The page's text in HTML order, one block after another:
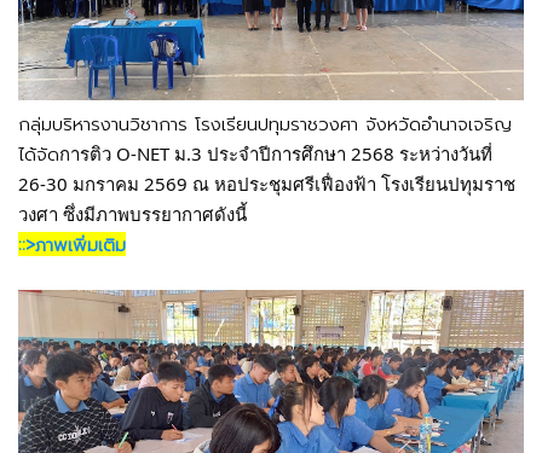
กลุ่มบริหารงานวิชาการ โรงเรียนปทุมราชวงศา จังหวัดอำนาจเจริญ
ได้จัดการติว O-NET ม.3 ประจำปีการศึกษา 2568 ระหว่างวันที่
26-30 มกราคม 2569 ณ หอประชุมศรีเฟื่องฟ้า โรงเรียนปทุมราช
วงศา ซึ่งมีภาพบรรยากาศดังนี้
::>ภาพเพิ่มเติม